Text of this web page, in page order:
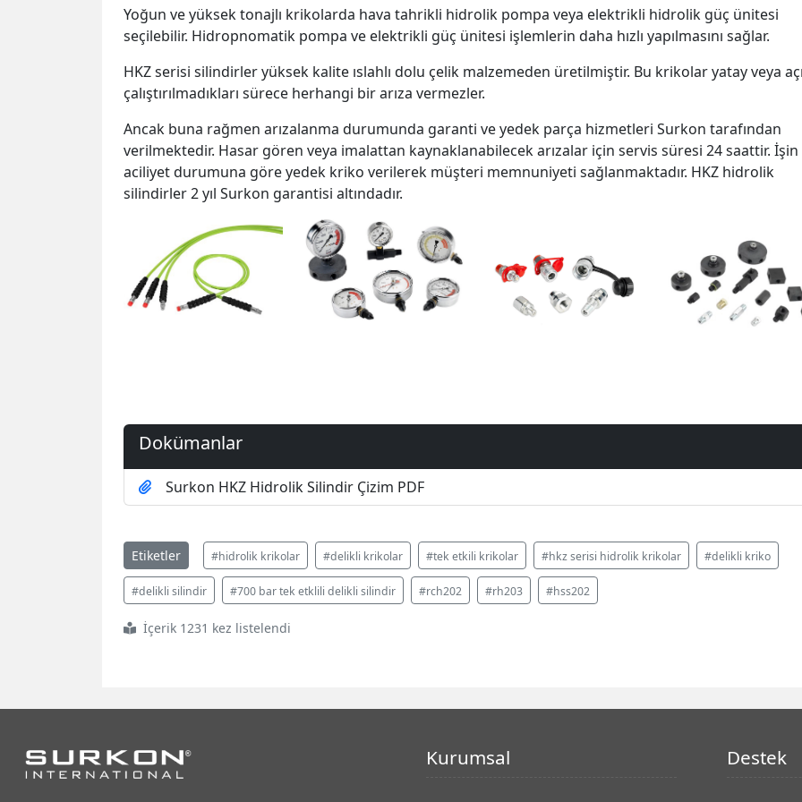
Yoğun ve yüksek tonajlı krikolarda hava tahrikli hidrolik pompa veya elektrikli hidrolik güç ünitesi
seçilebilir. Hidropnomatik pompa ve elektrikli güç ünitesi işlemlerin daha hızlı yapılmasını sağlar.
HKZ serisi silindirler yüksek kalite ıslahlı dolu çelik malzemeden üretilmiştir. Bu krikolar yatay veya
çalıştırılmadıkları sürece herhangi bir arıza vermezler.
Ancak buna rağmen arızalanma durumunda garanti ve yedek parça hizmetleri Surkon tarafından
verilmektedir. Hasar gören veya imalattan kaynaklanabilecek arızalar için servis süresi 24 saattir. İşin
aciliyet durumuna göre yedek kriko verilerek müşteri memnuniyeti sağlanmaktadır. HKZ hidrolik
silindirler 2 yıl Surkon garantisi altındadır.
Dokümanlar
Surkon HKZ Hidrolik Silindir Çizim PDF
Etiketler #hidrolik krikolar #delikli krikolar #tek etkili krikolar #hkz serisi hidrolik krikolar #delikli kriko
#delikli silindir #700 bar tek etklili delikli silindir #rch202 #rh203 #hss202
İçerik 1231 kez listelendi
Kurumsal Destek